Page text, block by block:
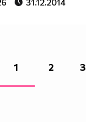
31.12.2014
1 2 3